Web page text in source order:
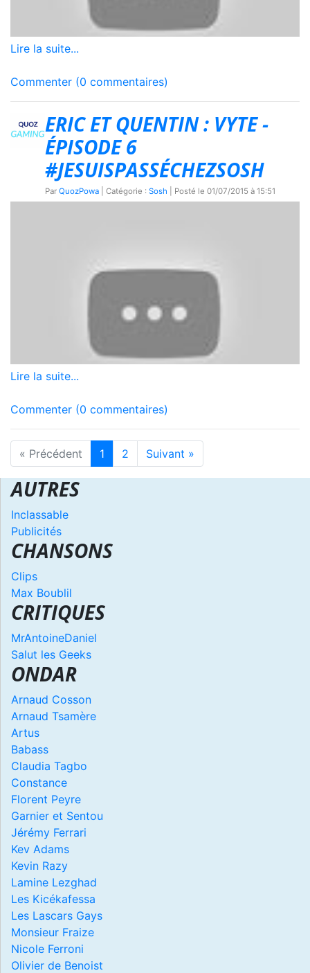
Lire la suite...
Commenter (0 commentaires)
ERIC ET QUENTIN : VYTE -
ÉPISODE 6
#JESUISPASSÉCHEZSOSH
Par QuozPowa | Catégorie : Sosh | Posté le 01/07/2015 à 15:51
Lire la suite...
Commenter (0 commentaires)
« Précédent 1 2 Suivant »
AUTRES
Inclassable
Publicités
CHANSONS
Clips
Max Boublil
CRITIQUES
MrAntoineDaniel
Salut les Geeks
ONDAR
Arnaud Cosson
Arnaud Tsamère
Artus
Babass
Claudia Tagbo
Constance
Florent Peyre
Garnier et Sentou
Jérémy Ferrari
Kev Adams
Kevin Razy
Lamine Lezghad
Les Kicékafessa
Les Lascars Gays
Monsieur Fraize
Nicole Ferroni
Olivier de Benoist